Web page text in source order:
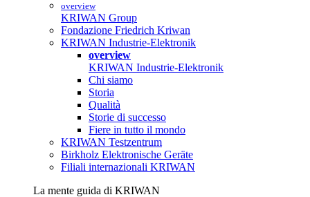
overview
KRIWAN Group
Fondazione Friedrich Kriwan
KRIWAN Industrie-Elektronik
overview
KRIWAN Industrie-Elektronik
Chi siamo
Storia
Qualità
Storie di successo
Fiere in tutto il mondo
KRIWAN Testzentrum
Birkholz Elektronische Geräte
Filiali internazionali KRIWAN
La mente guida di KRIWAN